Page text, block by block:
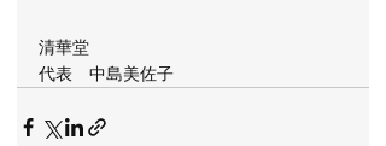
清華堂
代表　中島美佐子